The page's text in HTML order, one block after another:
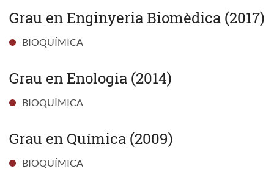
Grau en Enginyeria Biomèdica (2017)
BIOQUÍMICA
Grau en Enologia (2014)
BIOQUÍMICA
Grau en Química (2009)
BIOQUÍMICA